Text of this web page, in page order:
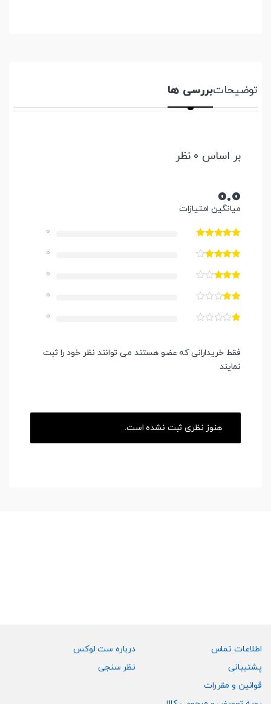
توضیحاتبررسی ها
بر اساس 0 نظر
0.0
میانگین امتیازات
0
0
0
0
0
فقط خریدارانی که عضو هستند می توانند نظر خود را ثبت
نمایند
هنوز نظری ثبت نشده است.
اطلاعات تماس
پشتیبانی
قوانین و مقررات
درباره ست لوکس
نظر سنجی